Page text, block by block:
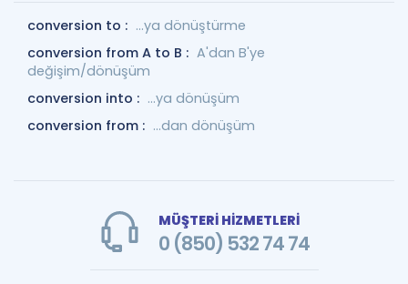
conversion to : …ya dönüştürme
conversion from A to B : A'dan B'ye
değişim/dönüşüm
conversion into : …ya dönüşüm
conversion from : ...dan dönüşüm
MÜŞTERİ HİZMETLERİ
0 (850) 532 74 74